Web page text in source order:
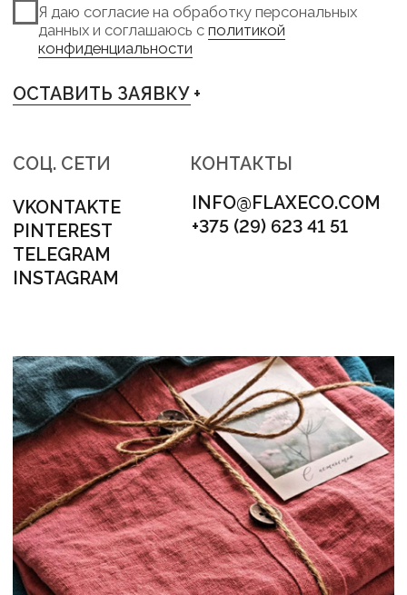
можете найти в нашем instagram